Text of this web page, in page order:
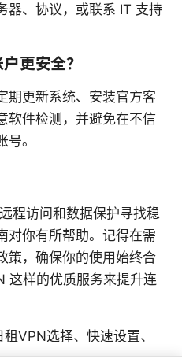
器、协议，或联系 IT 支持
更安全？
期更新系统、安装官方客
软件检测，并避免在不信
。
程访问和数据保护寻找稳
对你有所帮助。记得在需
策，确保你的使用始终合
这样的优质服务来提升连
VPN选择、快速设置、